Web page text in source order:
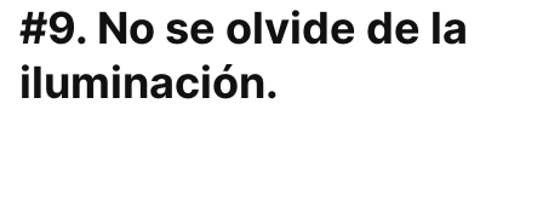
#9. No se olvide de la
iluminación.